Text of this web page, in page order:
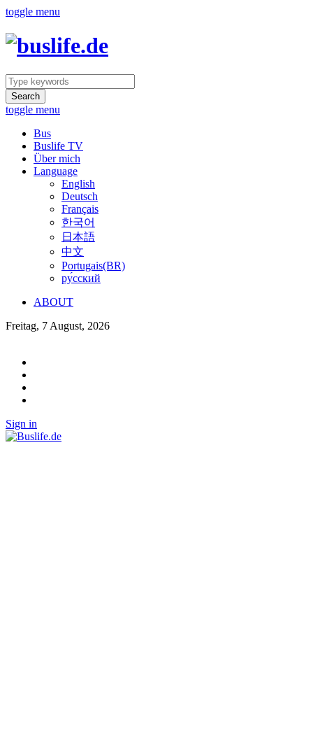
toggle menu
Search
toggle menu
Bus
Buslife TV
Über mich
Language
English
Deutsch
Français
한국어
日本語
中文
Portugais(BR)
ру́сский
ABOUT
Freitag, 7 August, 2026
Sign in